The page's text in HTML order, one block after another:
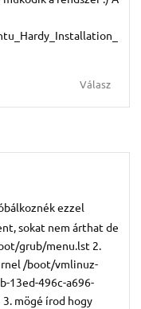
Válasz
ezzel
sokat nem árthat de
grub/menu.lst 2.
/boot/vmlinuz-
13ed-496c-a696-
mögé írod hogy